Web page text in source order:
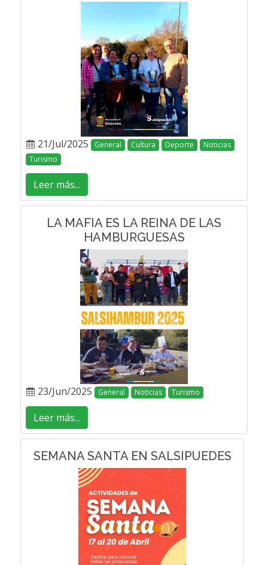
21/Jul/2025 General Cultura Deporte
Noticias
Turismo
Leer más...
LA MAFIA ES LA REINA DE LAS
HAMBURGUESAS
23/Jun/2025 General Noticias Turismo
Leer más...
SEMANA SANTA EN SALSIPUEDES